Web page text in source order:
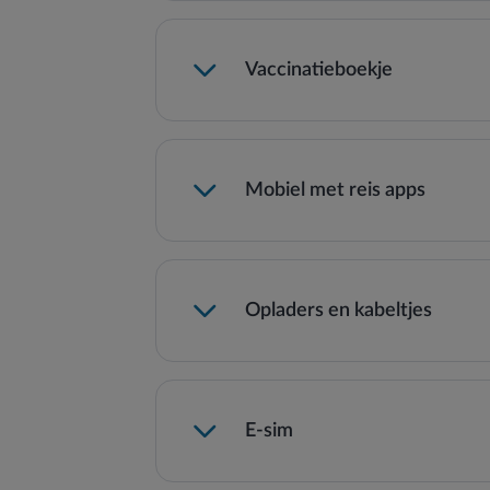
Vaccinatieboekje
Mobiel met reis apps
Opladers en kabeltjes
E-sim